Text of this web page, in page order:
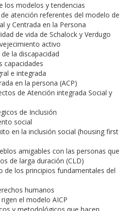
los modelos y tendencias
atención referentes del modelo de
y Centrada en la Persona
de vida de Schalock y Verdugo
activo
la discapacidad
capacidades
e integrada
en la persona (ACP)
de Atención integrada Social y
de Inclusión
social
en la inclusión social (housing first
amigables con las personas que
de larga duración (CLD)
de los principios fundamentales del
humanos
el modelo AICP